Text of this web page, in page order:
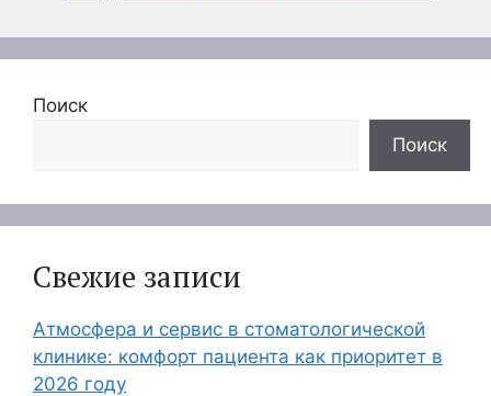
Поиск
Поиск
Свежие записи
Атмосфера и сервис в стоматологической
клинике: комфорт пациента как приоритет в
2026 году